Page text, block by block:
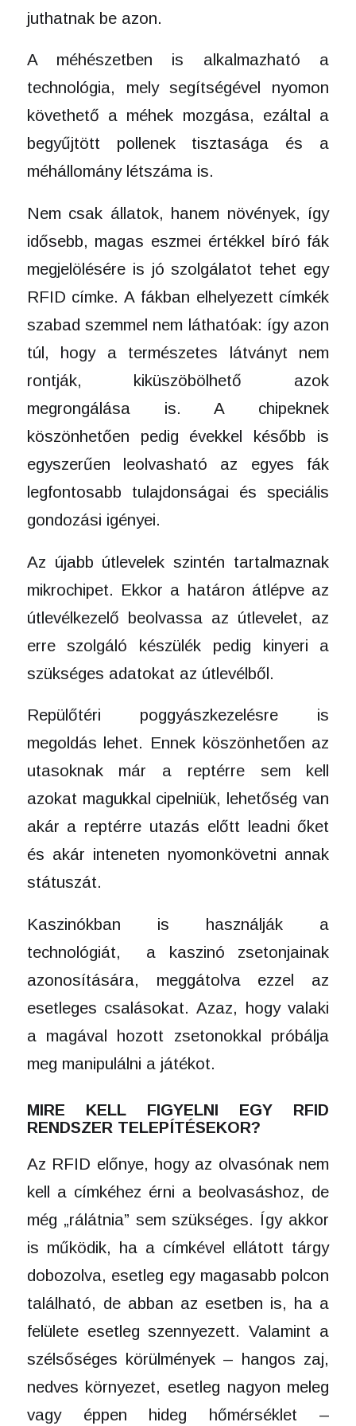
juthatnak be azon.
A méhészetben is alkalmazható a
technológia, mely segítségével nyomon
követhető a méhek mozgása, ezáltal a
begyűjtött pollenek tisztasága és a
méhállomány létszáma is.
Nem csak állatok, hanem növények, így
idősebb, magas eszmei értékkel bíró fák
megjelölésére is jó szolgálatot tehet egy
RFID címke. A fákban elhelyezett címkék
szabad szemmel nem láthatóak: így azon
túl, hogy a természetes látványt nem
rontják, kiküszöbölhető azok
megrongálása is. A chipeknek
köszönhetően pedig évekkel később is
egyszerűen leolvasható az egyes fák
legfontosabb tulajdonságai és speciális
gondozási igényei.
Az újabb útlevelek szintén tartalmaznak
mikrochipet. Ekkor a határon átlépve az
útlevélkezelő beolvassa az útlevelet, az
erre szolgáló készülék pedig kinyeri a
szükséges adatokat az útlevélből.
Repülőtéri poggyászkezelésre is
megoldás lehet. Ennek köszönhetően az
utasoknak már a reptérre sem kell
azokat magukkal cipelniük, lehetőség van
akár a reptérre utazás előtt leadni őket
és akár inteneten nyomonkövetni annak
státuszát.
Kaszinókban is használják a
technológiát, a kaszinó zsetonjainak
azonosítására, meggátolva ezzel az
esetleges csalásokat. Azaz, hogy valaki
a magával hozott zsetonokkal próbálja
meg manipulálni a játékot.
MIRE KELL FIGYELNI EGY RFID
RENDSZER TELEPÍTÉSEKOR?
Az RFID előnye, hogy az olvasónak nem
kell a címkéhez érni a beolvasáshoz, de
még „rálátnia” sem szükséges. Így akkor
is működik, ha a címkével ellátott tárgy
dobozolva, esetleg egy magasabb polcon
található, de abban az esetben is, ha a
felülete esetleg szennyezett. Valamint a
szélsőséges körülmények – hangos zaj,
nedves környezet, esetleg nagyon meleg
vagy éppen hideg hőmérséklet –